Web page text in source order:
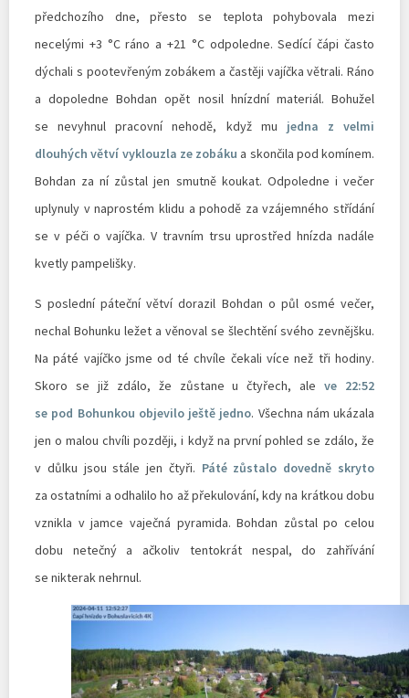
předchozího dne, přesto se teplota pohybovala mezi
necelými +3 °C ráno a +21 °C odpoledne. Sedící čápi často
dýchali s pootevřeným zobákem a častěji vajíčka větrali. Ráno
a dopoledne Bohdan opět nosil hnízdní materiál. Bohužel
se nevyhnul pracovní nehodě, když mu jedna z velmi
dlouhých větví vyklouzla ze zobáku a skončila pod komínem.
Bohdan za ní zůstal jen smutně koukat. Odpoledne i večer
uplynuly v naprostém klidu a pohodě za vzájemného střídání
se v péči o vajíčka. V travním trsu uprostřed hnízda nadále
kvetly pampelišky.
S poslední páteční větví dorazil Bohdan o půl osmé večer,
nechal Bohunku ležet a věnoval se šlechtění svého zevnějšku.
Na páté vajíčko jsme od té chvíle čekali více než tři hodiny.
Skoro se již zdálo, že zůstane u čtyřech, aleve 22:52
se pod Bohunkou objevilo ještě jedno. Všechna nám ukázala
jen o malou chvíli později, i když na první pohled se zdálo, že
v důlku jsou stále jen čtyři. Páté zůstalo dovedně skryto
za ostatními a odhalilo ho až překulování, kdy na krátkou dobu
vznikla v jamce vaječná pyramida. Bohdan zůstal po celou
dobu netečný a ačkoliv tentokrát nespal, do zahřívání
se nikterak nehrnul.